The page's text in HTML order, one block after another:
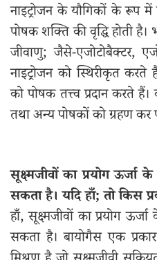
नाइट्रोजन के यौगिकों के रूप
पोषक शक्ति की वृद्धि होती
जीवाणु; जैसे-एजोटोबैक्टर,
नाइट्रोजन को स्थिरीकृत
को पोषक तत्त्व प्रदान करते
तथा अन्य पोषकों को ग्रहण कर
सूक्ष्मजीवों का प्रयोग
सकता है। यदि हाँ; तो किस
हाँ, सूक्ष्मजीवों का प्रयोग
सकता है। बायोगैस एक